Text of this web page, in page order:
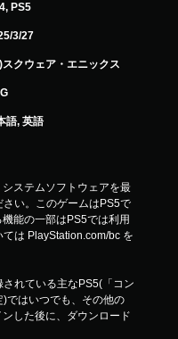
PS5
3/27
スクウェア・エニックス
語, 英語
ステムソフトウェアを最
い。このゲームはPS5で
能の一部はPS5では利用
は PlayStation.com/bc を
れている主なPS5(「コン
ではいつでも、その他の
した後に、ダウンロード